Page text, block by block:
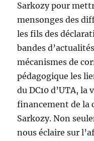
Sarkozy pour
mensonges des
les fils des
bandes
mécanismes de
pédagogique les
du DC10 d’UTA, la
financement de la
Sarkozy. Non
nous éclaire sur